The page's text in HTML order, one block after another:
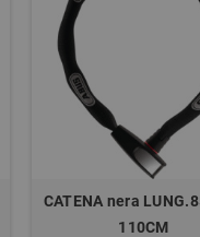
CATENA nera
110CM